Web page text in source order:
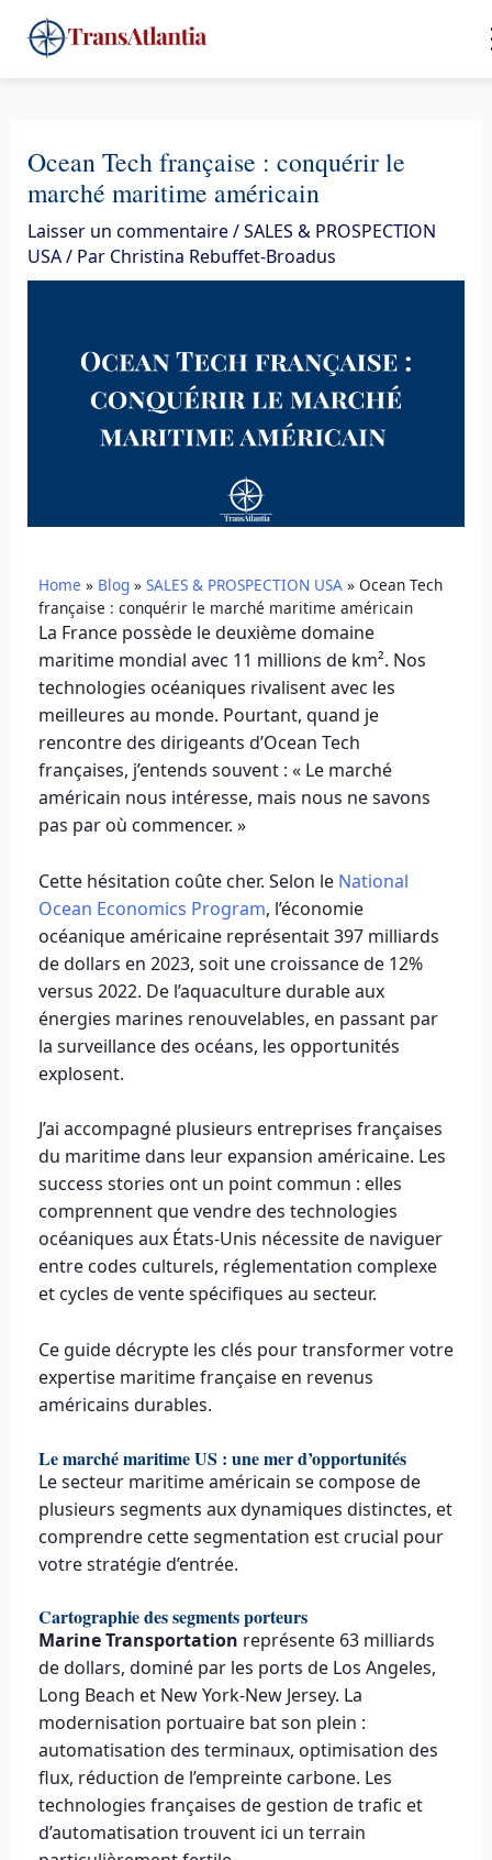
au
contenu
Ocean Tech française : conquérir le
marché maritime américain
Laisser un commentaire/SALES & PROSPECTION
USA/ Par Christina Rebuffet-Broadus
Home » Blog» SALES & PROSPECTION USA» Ocean Tech
française : conquérir le marché maritime américain
La France possède le deuxième domaine
maritime mondial avec 11 millions de km². Nos
technologies océaniques rivalisent avec les
meilleures au monde. Pourtant, quand je
rencontre des dirigeants d’Ocean Tech
françaises, j’entends souvent : « Le marché
américain nous intéresse, mais nous ne savons
pas par où commencer. »
Cette hésitation coûte cher. Selon le National
Ocean Economics Program, l’économie
océanique américaine représentait 397 milliards
de dollars en 2023, soit une croissance de 12%
versus 2022. De l’aquaculture durable aux
énergies marines renouvelables, en passant par
la surveillance des océans, les opportunités
explosent.
J’ai accompagné plusieurs entreprises françaises
du maritime dans leur expansion américaine. Les
success stories ont un point commun : elles
comprennent que vendre des technologies
océaniques aux États-Unis nécessite de naviguer
entre codes culturels, réglementation complexe
et cycles de vente spécifiques au secteur.
Ce guide décrypte les clés pour transformer votre
expertise maritime française en revenus
américains durables.
Le marché maritime US : une mer d’opportunités
Le secteur maritime américain se compose de
plusieurs segments aux dynamiques distinctes, et
comprendre cette segmentation est crucial pour
votre stratégie d’entrée.
Cartographie des segments porteurs
Marine Transportation représente 63 milliards
de dollars, dominé par les ports de Los Angeles,
Long Beach et New York-New Jersey. La
modernisation portuaire bat son plein :
automatisation des terminaux, optimisation des
flux, réduction de l’empreinte carbone. Les
technologies françaises de gestion de trafic et
d’automatisation trouvent ici un terrain